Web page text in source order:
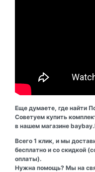
Еще думаете, где найти
Советуем купить
в нашем магазине
Всего 1 клик, и мы
бесплатно и со скидкой
оплаты).
Нужна помощь? Мы на